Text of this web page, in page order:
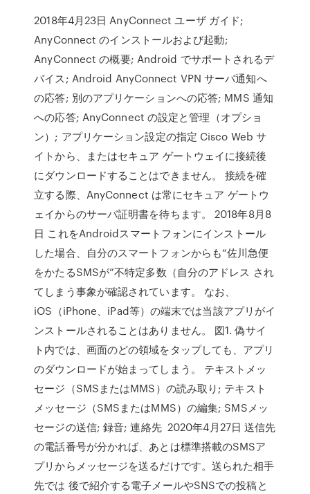
2018年4月23日 AnyConnect ユーザ ガイド;
AnyConnect のインストールおよび起動;
AnyConnect の概要; Android でサポートされるデ
バイス; Android AnyConnect VPN サーバ通知へ
の応答; 別のアプリケーションへの応答; MMS 通知
への応答; AnyConnect の設定と管理（オプショ
ン）; アプリケーション設定の指定 Cisco Web サ
イトから、またはセキュア ゲートウェイに接続後
にダウンロードすることはできません。 接続を確
立する際、AnyConnect は常にセキュア ゲートウ
ェイからのサーバ証明書を待ちます。 2018年8月8
日 これをAndroidスマートフォンにインストール
した場合、自分のスマートフォンからも“佐川急便
をかたるSMSが”不特定多数（自分のアドレス され
てしまう事象が確認されています。 なお、
iOS（iPhone、iPad等）の端末では当該アプリがイ
ンストールされることはありません。 図1. 偽サイ
ト内では、画面のどの領域をタップしても、アプリ
のダウンロードが始まってしまう。 テキストメッ
セージ（SMSまたはMMS）の読み取り; テキスト
メッセージ（SMSまたはMMS）の編集; SMSメッ
セージの送信; 録音; 連絡先 2020年4月27日 送信先
の電話番号が分かれば、あとは標準搭載のSMSア
プリからメッセージを送るだけです。送られた相手
先では 後で紹介する電子メールやSNSでの投稿と